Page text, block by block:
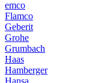
emco
Flamco
Geberit
Grohe
Grumbach
Haas
Hamberger
Hansa